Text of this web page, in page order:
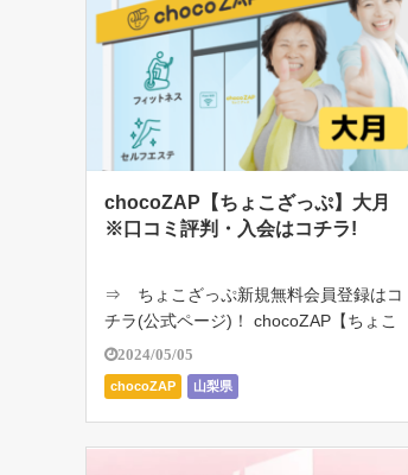
chocoZAP【ちょこざっぷ】大月
※口コミ評判・入会はコチラ!
⇒ ちょこざっぷ新規無料会員登録はコ
チラ(公式ページ)！ chocoZAP【ちょこ
ざっぷ】大月は、RIZAP監修の24時間ジ
ム。月額2980円（税込み3278円）で通
い放題。初心者向けのジム。1日たった5
分の「ちょいトレ […]
2024/05/05
chocoZAP 山梨県